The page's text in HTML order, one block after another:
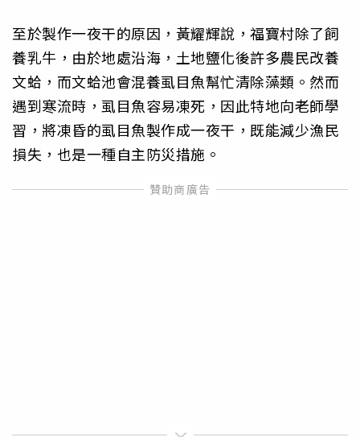
至於製作一夜干的原因，黃耀輝說，福寶村除了飼
養乳牛，由於地處沿海，土地鹽化後許多農民改養
文蛤，而文蛤池會混養虱目魚幫忙清除藻類。然而
遇到寒流時，虱目魚容易凍死，因此特地向老師學
習，將凍昏的虱目魚製作成一夜干，既能減少漁民
損失，也是一種自主防災措施。